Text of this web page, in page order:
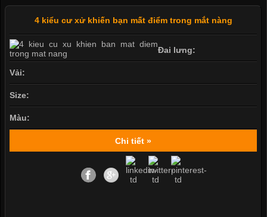
4 kiểu cư xử khiến bạn mất điểm trong mắt nàng
Đai lưng:
Vải:
Size:
Màu:
Chi tiết »